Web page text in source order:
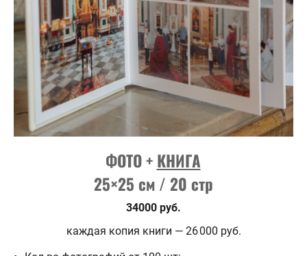
ФОТО + КНИГА
25×25 см / 20 стр
34000 руб.
каждая копия книги — 26 000 руб.